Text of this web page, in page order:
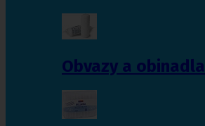
Obvazy a obinadla